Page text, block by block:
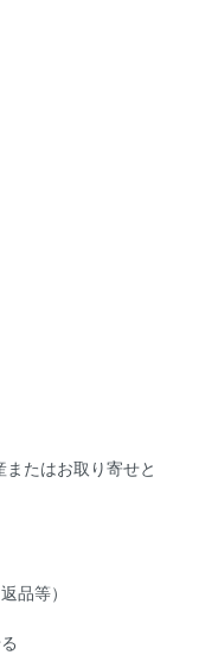
たはお取り寄せと
品等）